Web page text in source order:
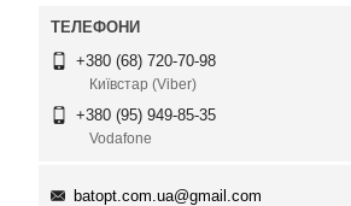
+380 (68) 720-70-98
Київстар (Viber)
+380 (95) 949-85-35
Vodafone
batopt.com.ua@gmail.com